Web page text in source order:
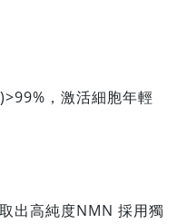
，激活細胞年輕
出高純度NMN 採用獨